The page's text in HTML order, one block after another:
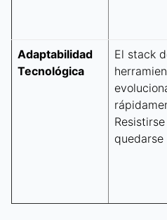
Adaptabilidad
Tecnológica
El stack
quedarse